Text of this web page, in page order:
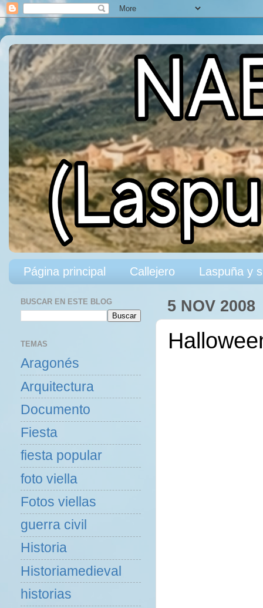
Página principal Callejero Laspuña y
5 NOV 2008
BUSCAR EN ESTE BLOG
TEMAS
Aragonés
Arquitectura
Documento
Fiesta
fiesta popular
foto viella
Fotos viellas
guerra civil
Historia
Historiamedieval
historias